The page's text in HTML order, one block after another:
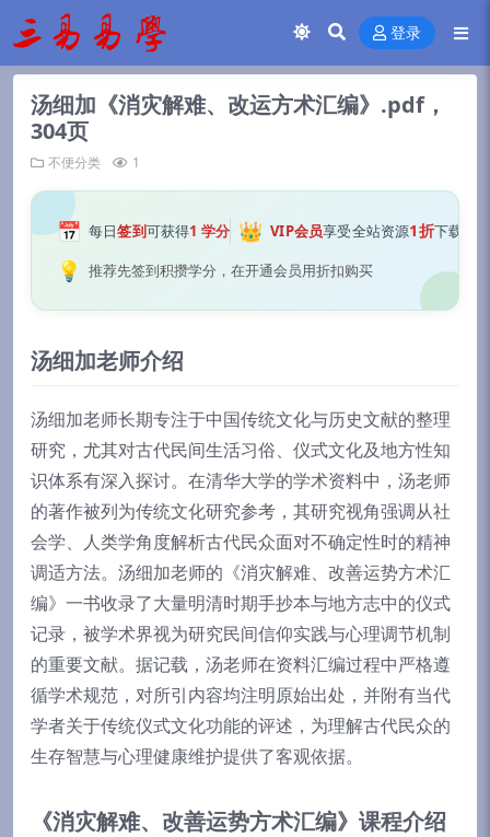
登录
汤细加《消灾解难、改运方术汇编》.pdf，
304页
不便分类 1
📅 每日签到可获得1 学分 👑 VIP会员享受全站资源1折下载
💡 推荐先签到积攒学分，在开通会员用折扣购买
汤细加老师介绍
汤细加老师长期专注于中国传统文化与历史文献的整理
研究，尤其对古代民间生活习俗、仪式文化及地方性知
识体系有深入探讨。在清华大学的学术资料中，汤老师
的著作被列为传统文化研究参考，其研究视角强调从社
会学、人类学角度解析古代民众面对不确定性时的精神
调适方法。汤细加老师的《消灾解难、改善运势方术汇
编》一书收录了大量明清时期手抄本与地方志中的仪式
记录，被学术界视为研究民间信仰实践与心理调节机制
的重要文献。据记载，汤老师在资料汇编过程中严格遵
循学术规范，对所引内容均注明原始出处，并附有当代
学者关于传统仪式文化功能的评述，为理解古代民众的
生存智慧与心理健康维护提供了客观依据。
《消灾解难、改善运势方术汇编》课程介绍